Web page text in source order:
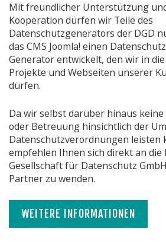
Mit freundlicher Unterstützung
Kooperation dürfen wir Teile des
Datenschutzgenerators der DGD
das CMS Joomla! einen
Generator entwickelt, den wir in
Projekte und Webseiten unserer
dürfen.
Da wir selbst darüber hinaus
oder Betreuung hinsichtlich der
Datenschutzverordnungen leisten
empfehlen Ihnen sich direkt an die
Gesellschaft für Datenschutz
Partner zu wenden.
WEITERE INFORMATIONEN